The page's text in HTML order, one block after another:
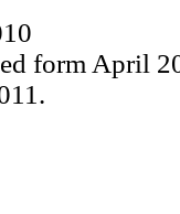
form April